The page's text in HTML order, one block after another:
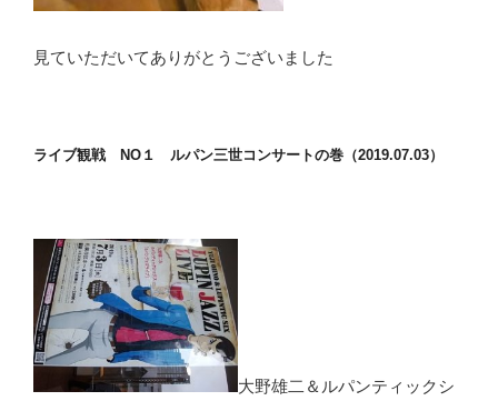
見ていただいてありがとうございました
ライブ観戦 NO１ ルパン三世コンサートの巻（2019.07.03）
大野雄二＆ルパンティックシ